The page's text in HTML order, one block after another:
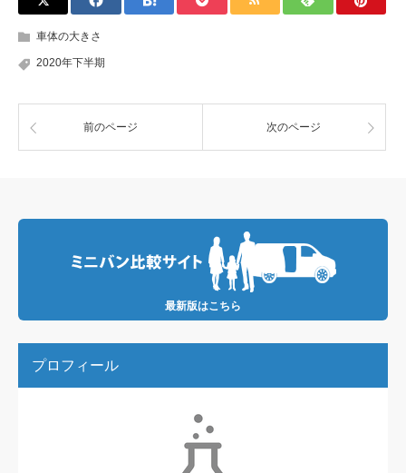
車体の大きさ
2020年下半期
前のページ 次のページ
最新版はこちら
プロフィール